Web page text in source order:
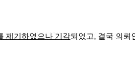
제기하였으나 기각되었고, 결국 의뢰